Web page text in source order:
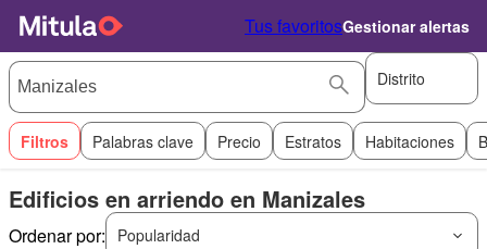
Tus favoritosGestionar alertas
Distrito
Filtros Palabras clave Precio Estratos Habitaciones
Edificios en arriendo en Manizales
Ordenar por: Popularidad